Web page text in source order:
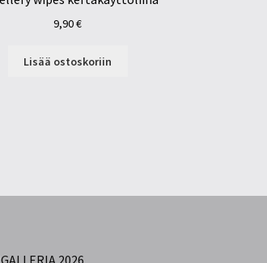
9,90€
Lisää ostoskoriin